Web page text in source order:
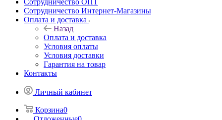
Сотрудничество ОПТ
Сотрудничество Интернет-Магазины
Оплата и доставка
Назад
Оплата и доставка
Условия оплаты
Условия доставки
Гарантия на товар
Контакты
Личный кабинет
Корзина0